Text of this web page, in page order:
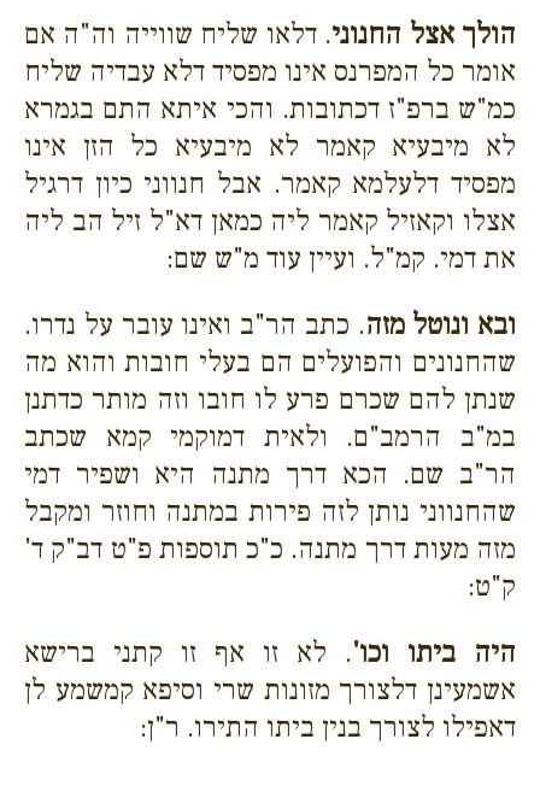
הולך אצל החנוני. דלאו שליח שווייה וה"ה אם
אומר כל המפרנס אינו מפסיד דלא עבדיה שליח
כמ"ש ברפ"ז דכתובות. והכי איתא התם בגמרא
לא מיבעיא קאמר לא מיבעיא כל הזן אינו
מפסיד דלעלמא קאמר. אבל חנווני כיון דרגיל
אצלו וקאזיל קאמר ליה כמאן דא"ל זיל הב ליה
את דמי. קמ"ל. ועיין עוד מ"ש שם:
ובא ונוטל מזה. כתב הר"ב ואינו עובר על נדרו.
שהחנונים והפועלים הם בעלי חובות והוא מה
שנתן להם שכרם פרע לו חובו וזה מותר כדתנן
במ"ב הרמב"ם. ולאית דמוקמי קמא שכתב
הר"ב שם. הכא דרך מתנה היא ושפיר דמי
שהחנווני נותן לזה פירות במתנה וחוזר ומקבל
מזה מעות דרך מתנה. כ"כ תוספות פ"ט דב"ק ד'
ק"ט:
היה ביתו וכו'. לא זו אף זו קתני ברישא
אשמעינן דלצורך מזונות שרי וסיפא קמשמע לן
דאפילו לצורך בנין ביתו התירו. ר"ן: